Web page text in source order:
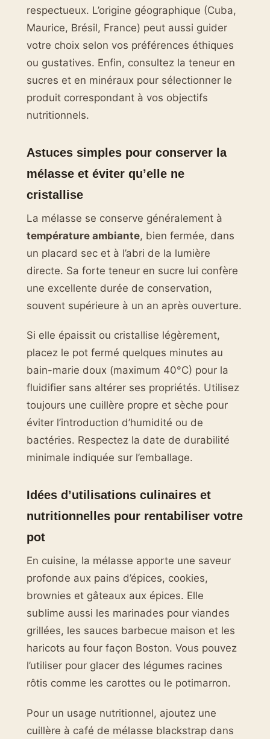
respectueux. L’origine géographique (Cuba,
Maurice, Brésil, France) peut aussi guider
votre choix selon vos préférences éthiques
ou gustatives. Enfin, consultez la teneur en
sucres et en minéraux pour sélectionner le
produit correspondant à vos objectifs
nutritionnels.
Astuces simples pour conserver la
mélasse et éviter qu’elle ne
cristallise
La mélasse se conserve généralement à
température ambiante, bien fermée, dans
un placard sec et à l’abri de la lumière
directe. Sa forte teneur en sucre lui confère
une excellente durée de conservation,
souvent supérieure à un an après ouverture.
Si elle épaissit ou cristallise légèrement,
placez le pot fermé quelques minutes au
bain-marie doux (maximum 40°C) pour la
fluidifier sans altérer ses propriétés. Utilisez
toujours une cuillère propre et sèche pour
éviter l’introduction d’humidité ou de
bactéries. Respectez la date de durabilité
minimale indiquée sur l’emballage.
Idées d’utilisations culinaires et
nutritionnelles pour rentabiliser votre
pot
En cuisine, la mélasse apporte une saveur
profonde aux pains d’épices, cookies,
brownies et gâteaux aux épices. Elle
sublime aussi les marinades pour viandes
grillées, les sauces barbecue maison et les
haricots au four façon Boston. Vous pouvez
l’utiliser pour glacer des légumes racines
rôtis comme les carottes ou le potimarron.
Pour un usage nutritionnel, ajoutez une
cuillère à café de mélasse blackstrap dans